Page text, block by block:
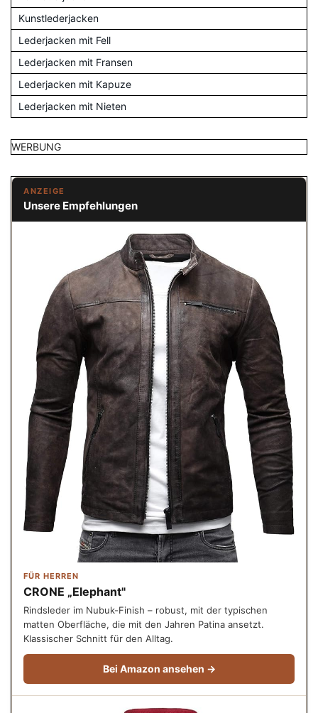
Kunstlederjacken
Lederjacken mit Fell
Lederjacken mit Fransen
Lederjacken mit Kapuze
Lederjacken mit Nieten
WERBUNG
ANZEIGE
Unsere Empfehlungen
FÜR HERREN
CRONE „Elephant"
Rindsleder im Nubuk-Finish – robust, mit der typischen
matten Oberfläche, die mit den Jahren Patina ansetzt.
Klassischer Schnitt für den Alltag.
Bei Amazon ansehen →